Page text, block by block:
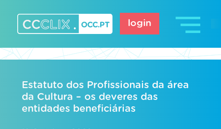
content
login
Estatuto dos Profissionais da área
da Cultura – os deveres das
entidades beneficiárias